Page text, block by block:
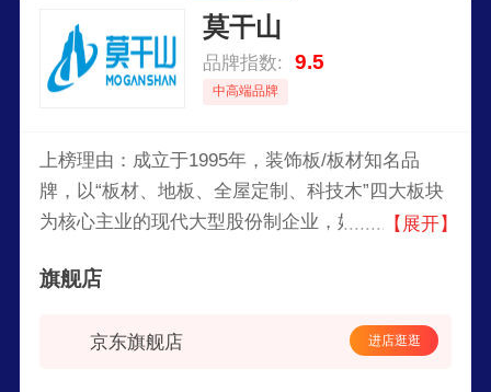
莫干山
品牌指数: 9.5
中高端品牌
上榜理由：成立于1995年，装饰板/板材知名品
牌，以“板材、地板、全屋定制、科技木”四大板块
为核心主业的现代大型股份制企业，始终秉持“绿
科技的绿色家居领军企业”为战略目标，深耕于家
【展开】
旗舰店
京东旗舰店 进店逛逛